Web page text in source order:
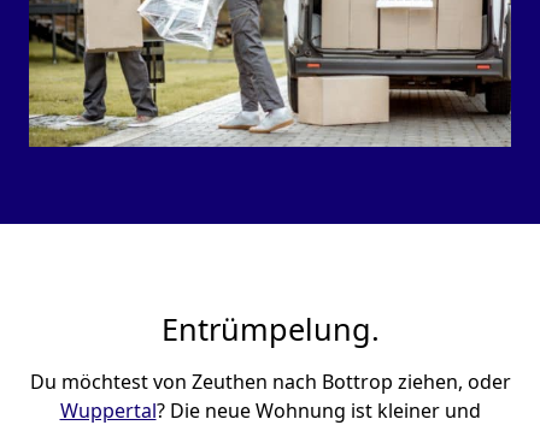
Entrümpelung.
Du möchtest von Zeuthen nach Bottrop ziehen, oder
Wuppertal? Die neue Wohnung ist kleiner und